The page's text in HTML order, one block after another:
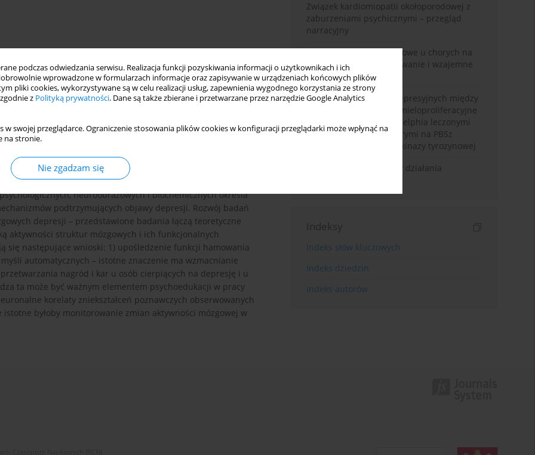
podczas odwiedzania serwisu. Realizacja funkcji pozyskiwania informacji o użytkownikach i ich
wprowadzone w formularzach informacje oraz zapisywanie w urządzeniach końcowych plików
pliki cookies, wykorzystywane są w celu realizacji usług, zapewnienia wygodnego korzystania ze strony
z Polityką prywatności. Dane są także zbierane i przetwarzane przez narzędzie Google Analytics
w swojej przeglądarce. Ograniczenie stosowania plików cookies w konfiguracji przeglądarki może wpłynąć na
na stronie.
Nie zgadzam się
analizy czynników poznawczych jako istotnych korelatów i
się do depresyjnej triady poznawczej, specyfiki
określiły kierunki kolejnych badań nad depresją.
założenia Becka o roli czynników poznawczych w rozwoju
neuroobrazowych i biochemicznych określa
podtrzymujących objawy depresji. Rozwój badań
depresji – przedstawione badania łączą teoretyczne
aktywności struktur mózgowych i ich funkcjonalnych
się następujące wnioski: 1) upośledzenie funkcji hamowania
automatycznych – istotne znaczenie ma wzmacnianie
nagród i kar u osób cierpiących na depresję i u
ta może być ważnym elementem psychoedukacji w pracy
korelaty zniekształceń poznawczych obserwowanych
byłoby monitorowanie zmian aktywności mózgowej w
Związek kardiomiopatii okołoporodowej z
zaburzeniami psychicznymi – przegląd
narracyjny
Objawy depresyjne i lękowe u chorych na
celiakię – współwystępowanie i wzajemne
zależności
Porównanie objawów depresyjnych między
chorymi na nowotwory mieloproliferacyjne
bez chromosomu Philadelphia leczonymi
interferonem alfa a chorymi na PBSz
leczonymi inhibitorami kinazy tyrozynowej
Ketamina - mechanizmy działania
Indeksy
Indeks słów kluczowych
Indeks dziedzin
Indeks autorów